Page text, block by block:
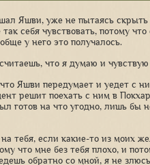
Яшви, уже не пытаясь
так себя чувствовать, потому
у него это получалось.
что я думаю и
Яшви передумает и уедет с
решит поехать с ним в
готов на что угодно, лишь бы
тебя, если какие-то из моих
что мне без тебя плохо, и
обратно со мной, я не